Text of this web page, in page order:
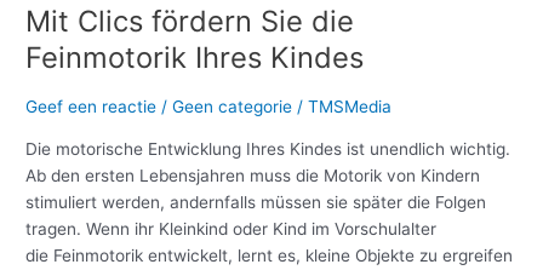
Mit Clics fördern Sie die
Feinmotorik Ihres Kindes
Geef een reactie /Geen categorie /TMSMedia
Die motorische Entwicklung Ihres Kindes ist unendlich wichtig.
Ab den ersten Lebensjahren muss die Motorik von Kindern
stimuliert werden, andernfalls müssen sie später die Folgen
tragen. Wenn ihr Kleinkind oder Kind im Vorschulalter
die Feinmotorik entwickelt, lernt es, kleine Objekte zu ergreifen
Mit
Clics
fördern
Feinmotorik
Ihres
Kindes